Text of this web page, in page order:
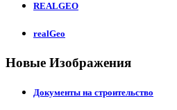
REALGEO
realGeo
Новые Изображения
Документы на строительство